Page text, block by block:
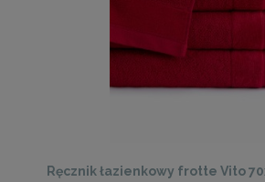
Ręcznik łazienkowy frotte Vito